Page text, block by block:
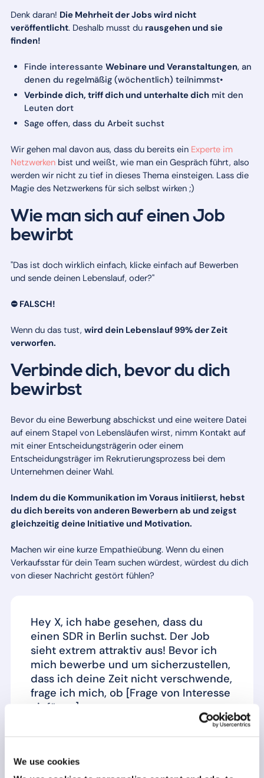
We use cookies
Denk daran! Die Mehrheit der Jobs wird nicht
veröffentlicht. Deshalb musst du rausgehen und sie
finden!
Finde interessante Webinare und Veranstaltungen, an
denen du regelmäßig (wöchentlich) teilnimmst•
Verbinde dich, triff dich und unterhalte dichmit den
Leuten dort
Sage offen, dass du Arbeit suchst
Wir gehen mal davon aus, dass du bereits ein Experte im
Netzwerkenbist und weißt, wie man ein Gespräch führt, also
werden wir nicht zu tief in dieses Thema einsteigen. Lass die
Magie des Netzwerkens für sich selbst wirken ;)
Wie man sich auf einen Job
bewirbt
"Das ist doch wirklich einfach, klicke einfach auf Bewerben
und sende deinen Lebenslauf, oder?"
⛔ FALSCH!
Wenn du das tust,wird dein Lebenslauf 99% der Zeit
verworfen.
Verbinde dich, bevor du dich
bewirbst
Bevor du eine Bewerbung abschickst und eine weitere Datei
auf einem Stapel von Lebensläufen wirst, nimm Kontakt auf
mit einer Entscheidungsträgerin oder einem
Entscheidungsträger im Rekrutierungsprozess bei dem
Unternehmen deiner Wahl.
Indem du die Kommunikation im Voraus initiierst, hebst
du dich bereits von anderen Bewerbern ab und zeigst
gleichzeitig deine Initiative und Motivation.
Machen wir eine kurze Empathieübung. Wenn du einen
Verkaufsstar für dein Team suchen würdest, würdest du dich
von dieser Nachricht gestört fühlen?
Hey X, ich habe gesehen, dass du
einen SDR in Berlin suchst. Der Job
sieht extrem attraktiv aus! Bevor ich
mich bewerbe und um sicherzustellen,
dass ich deine Zeit nicht verschwende,
frage ich mich, ob [Frage von Interesse
einfügen]